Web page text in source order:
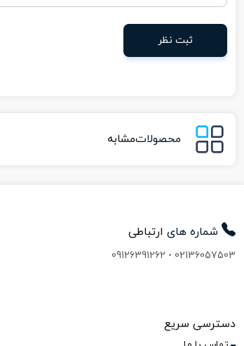
ثبت نظر
محصولاتمشابه
شماره های ارتباطی
02136057503
-
09126391262
دسترسی سریع